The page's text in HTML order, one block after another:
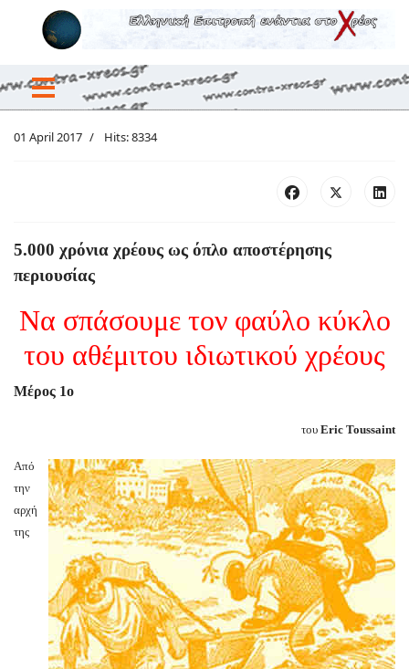
01 April 2017 Hits: 8334
5.000 χρόνια χρέους ως όπλο αποστέρησης
περιουσίας
Να σπάσουμε τον φαύλο κύκλο
του αθέμιτου ιδιωτικού χρέους
Μέρος 1ο
του Eric Toussaint
Από
την
αρχή
της